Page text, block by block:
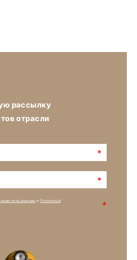
рассылку
отрасли
*
*
пользования иПолитикой
*